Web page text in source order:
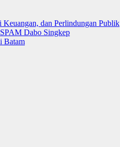
dan Perlindungan Publik
Dabo Singkep
Batam